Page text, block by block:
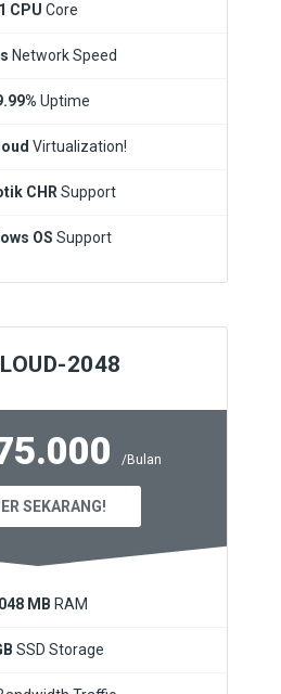
1 CPU Core
Network Speed
Uptime
Virtualization!
CHR Support
OS Support
2048
/Bulan
SEKARANG!
MB RAM
SSD Storage